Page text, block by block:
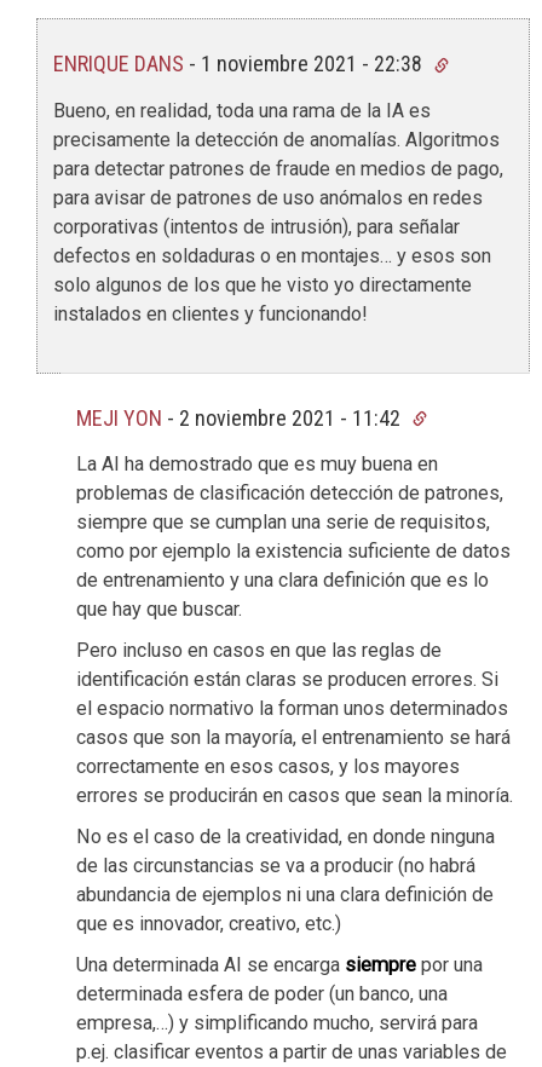
ENRIQUE DANS - 1 noviembre 2021 - 22:38
Bueno, en realidad, toda una rama de la IA es
precisamente la detección de anomalías. Algoritmos
para detectar patrones de fraude en medios de pago,
para avisar de patrones de uso anómalos en redes
corporativas (intentos de intrusión), para señalar
defectos en soldaduras o en montajes… y esos son
solo algunos de los que he visto yo directamente
instalados en clientes y funcionando!
MEJI YON - 2 noviembre 2021 - 11:42
La AI ha demostrado que es muy buena en
problemas de clasificación detección de patrones,
siempre que se cumplan una serie de requisitos,
como por ejemplo la existencia suficiente de datos
de entrenamiento y una clara definición que es lo
que hay que buscar.
Pero incluso en casos en que las reglas de
identificación están claras se producen errores. Si
el espacio normativo la forman unos determinados
casos que son la mayoría, el entrenamiento se hará
correctamente en esos casos, y los mayores
errores se producirán en casos que sean la minoría.
No es el caso de la creatividad, en donde ninguna
de las circunstancias se va a producir (no habrá
abundancia de ejemplos ni una clara definición de
que es innovador, creativo, etc.)
Una determinada AI se encarga siempre por una
determinada esfera de poder (un banco, una
empresa,…) y simplificando mucho, servirá para
p.ej. clasificar eventos a partir de unas variables de